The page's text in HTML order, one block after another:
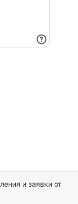
и заявки от